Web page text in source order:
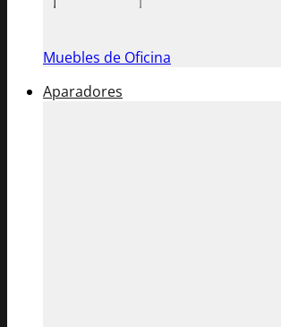
Muebles de Oficina
Aparadores